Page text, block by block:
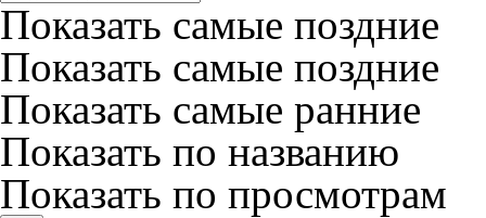
Показать самые поздние
Показать самые поздние
Показать самые ранние
Показать по названию
Показать по просмотрам